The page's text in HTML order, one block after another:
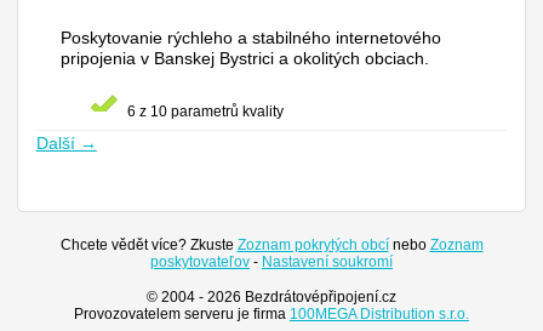
Poskytovanie rýchleho a stabilného internetového
pripojenia v Banskej Bystrici a okolitých obciach.
6 z 10 parametrů kvality
Další →
Chcete vědět více? Zkuste Zoznam pokrytých obcínebo Zoznam
poskytovateľov - Nastavení soukromí
© 2004 - 2026 Bezdrátovépřipojení.cz
Provozovatelem serveru je firma 100MEGA Distribution s.r.o.